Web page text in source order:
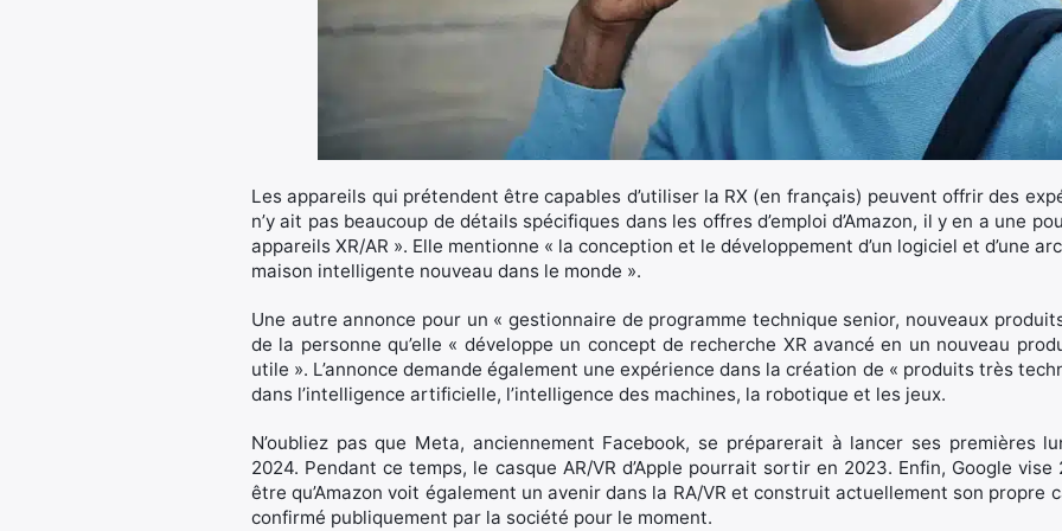
Les appareils qui prétendent être capables d’utiliser la RX (en français) peuvent offrir des
n’y ait pas beaucoup de détails spécifiques dans les offres d’emploi d’Amazon, il y en a une
appareils XR/AR ». Elle mentionne « la conception et le développement d’un logiciel et d’une
maison intelligente nouveau dans le monde ».
Une autre annonce pour un « gestionnaire de programme technique senior, nouveaux
de la personne qu’elle « développe un concept de recherche XR avancé en un nouveau
utile ». L’annonce demande également une expérience dans la création de « produits très
dans l’intelligence artificielle, l’intelligence des machines, la robotique et les jeux.
N’oubliez pas que Meta, anciennement Facebook, se préparerait à lancer ses premières
2024. Pendant ce temps, le casque AR/VR d’Apple pourrait sortir en 2023. Enfin, Google
être qu’Amazon voit également un avenir dans la RA/VR et construit actuellement son propre
confirmé publiquement par la société pour le moment.